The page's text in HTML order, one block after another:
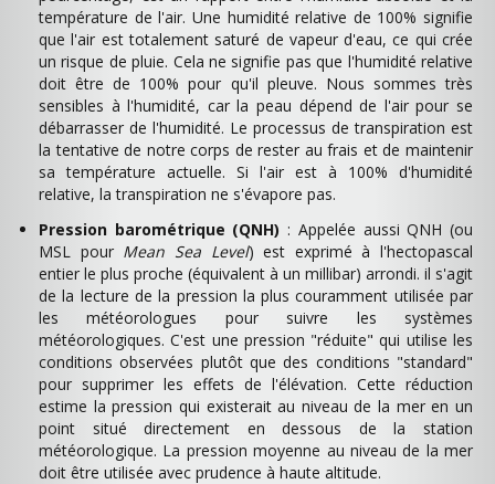
température de l'air. Une humidité relative de 100% signifie
que l'air est totalement saturé de vapeur d'eau, ce qui crée
un risque de pluie. Cela ne signifie pas que l'humidité relative
doit être de 100% pour qu'il pleuve. Nous sommes très
sensibles à l'humidité, car la peau dépend de l'air pour se
débarrasser de l'humidité. Le processus de transpiration est
la tentative de notre corps de rester au frais et de maintenir
sa température actuelle. Si l'air est à 100% d'humidité
relative, la transpiration ne s'évapore pas.
Pression barométrique (QNH) : Appelée aussi QNH (ou
MSL pour Mean Sea Level) est exprimé à l'hectopascal
entier le plus proche (équivalent à un millibar) arrondi. il s'agit
de la lecture de la pression la plus couramment utilisée par
les météorologues pour suivre les systèmes
météorologiques. C'est une pression "réduite" qui utilise les
conditions observées plutôt que des conditions "standard"
pour supprimer les effets de l'élévation. Cette réduction
estime la pression qui existerait au niveau de la mer en un
point situé directement en dessous de la station
météorologique. La pression moyenne au niveau de la mer
doit être utilisée avec prudence à haute altitude.